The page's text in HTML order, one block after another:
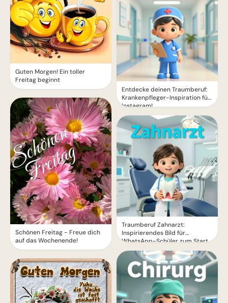
Guten Morgen! Ein toller
Freitag beginnt
Schönen Freitag - Freue dich
auf das Wochenende!
Entdecke deinen Traumberuf:
Krankenpfleger-Inspiration für
Instagram!
Traumberuf Zahnarzt:
Inspirierendes Bild für
WhatsApp-Schüler zum Start